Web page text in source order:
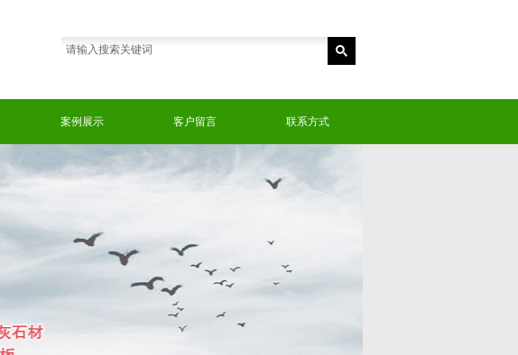
案例展示 客户留言 联系方式